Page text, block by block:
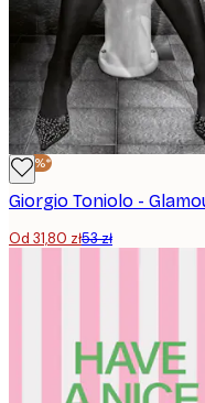
-40%*
Od 31,80 zł53 zł